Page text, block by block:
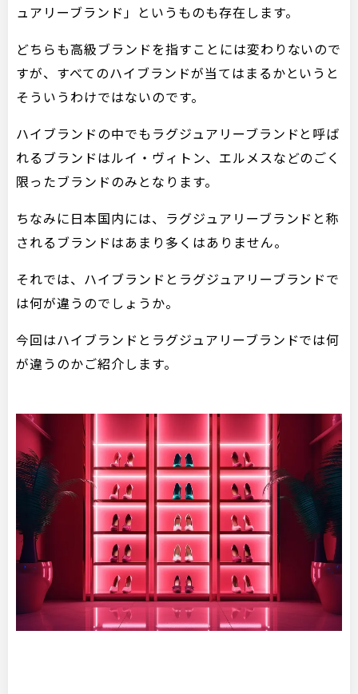
ュアリーブランド」というものも存在します。
どちらも高級ブランドを指すことには変わりないので
すが、すべてのハイブランドが当てはまるかというと
そういうわけではないのです。
ハイブランドの中でもラグジュアリーブランドと呼ば
れるブランドはルイ・ヴィトン、エルメスなどのごく
限ったブランドのみとなります。
ちなみに日本国内には、ラグジュアリーブランドと称
されるブランドはあまり多くはありません。
それでは、ハイブランドとラグジュアリーブランドで
は何が違うのでしょうか。
今回はハイブランドとラグジュアリーブランドでは何
が違うのかご紹介します。